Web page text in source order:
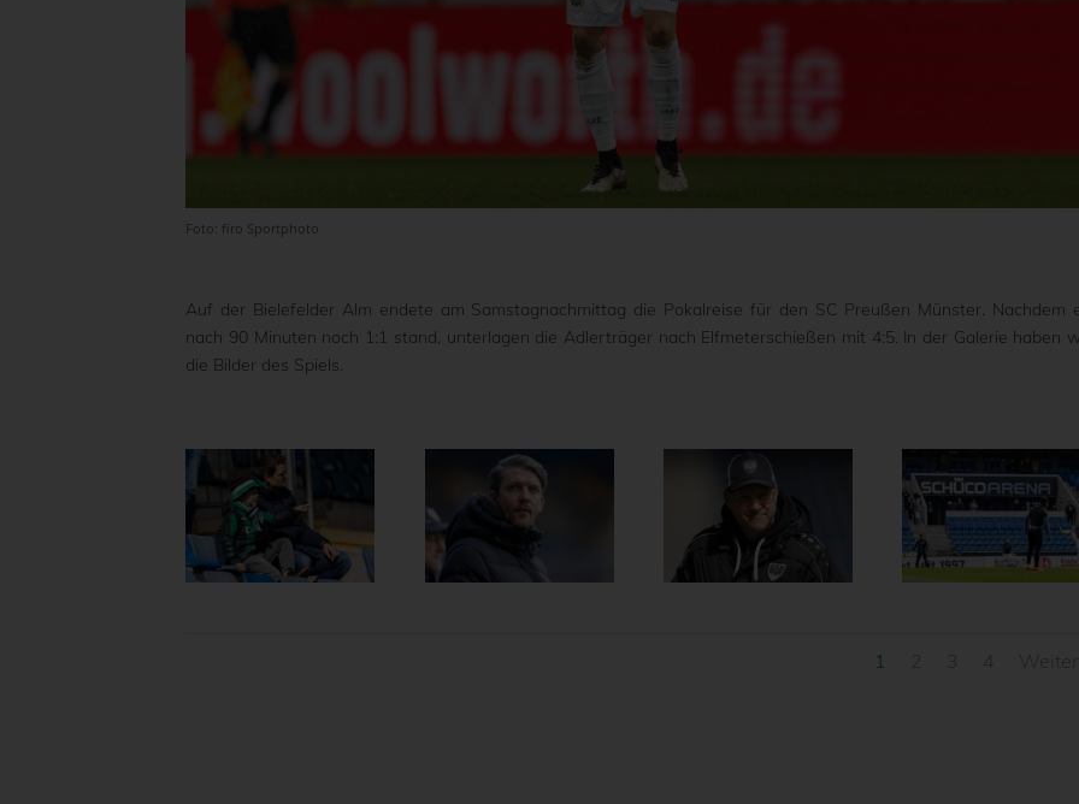
Foto: firo Sportphoto
Auf der Bielefelder Alm endete am Samstagnachmittag die Pokalreise für den SC Preußen Münster. Nachdem
nach 90 Minuten noch 1:1 stand, unterlagen die Adlerträger nach Elfmeterschießen mit 4:5. In der Galerie haben
die Bilder des Spiels.
1